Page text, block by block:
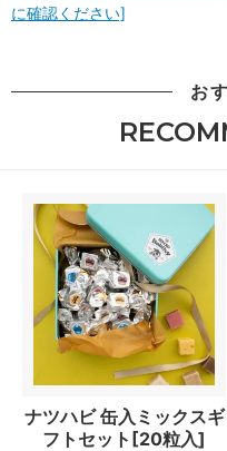
に確認ください]
お
ナツハビ 缶入ミックスギ
フトセット[20粒入]